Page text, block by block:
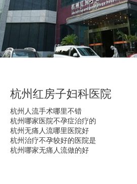
杭州红房子妇科医院
杭州人流手术哪里不错
杭州哪家医院不孕症治疗的
杭州无痛人流哪里医院好
杭州治疗不孕较好的医院是
杭州哪家无痛人流做的好